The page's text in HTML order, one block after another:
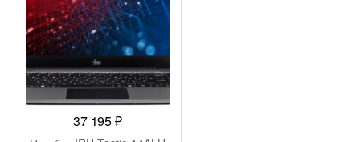
37 195₽